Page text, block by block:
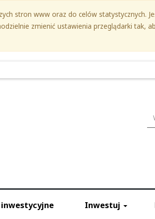
stron www oraz do celów statystycznych.
zmienić ustawienia przeglądarki tak,
Inwestuj